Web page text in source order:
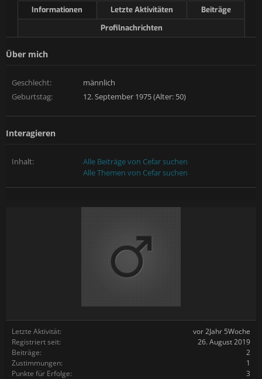
Letzte Aktivität:
vor 2Jahr 5Woche
Registriert seit:
26. August 2019
Beiträge:
2
Zustimmungen:
1
Punkte für Erfolge:
3
Informationen Letzte Aktivitäten
Beiträge
Profilnachrichten
Über mich
Geschlecht:
männlich
Geburtstag:
12. September 1975 (Alter: 50)
Interagieren
Inhalt:
Alle Beiträge von Cefar suchen
Alle Themen von Cefar suchen